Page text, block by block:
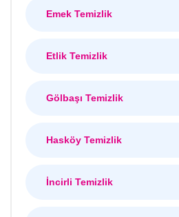
Emek Temizlik
Etlik Temizlik
Gölbaşı Temizlik
Hasköy Temizlik
İncirli Temizlik